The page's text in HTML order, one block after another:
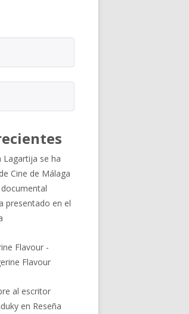
Lagartija se ha
Cine de Málaga
documental
presentado en el
Flavour -
Flavour
al escritor
en Reseña